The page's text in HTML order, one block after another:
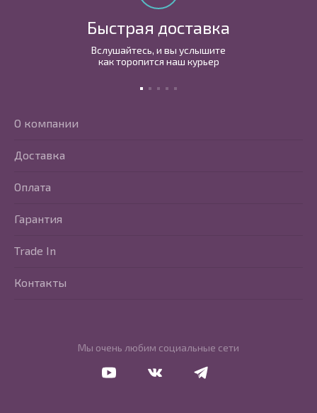
Быстрая доставка
Вслушайтесь, и вы услышите
как торопится наш курьер
Мы очень любим социальные сети
О компании
Доставка
Оплата
Гарантия
Trade In
Контакты